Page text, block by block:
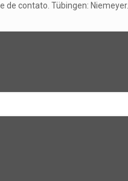
de contato. Tübingen: Niemeyer.